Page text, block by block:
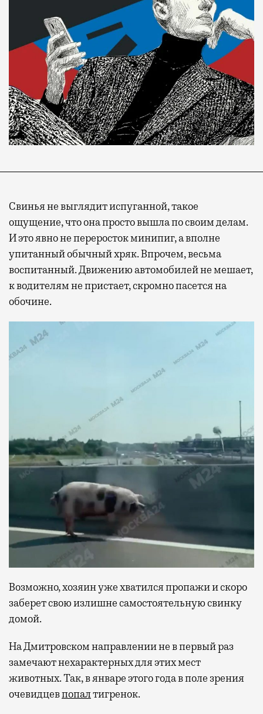
Свинья не выглядит испуганной, такое
ощущение, что она просто вышла по своим делам.
И это явно не переросток минипиг, а вполне
упитанный обычный хряк. Впрочем, весьма
воспитанный. Движению автомобилей не мешает,
к водителям не пристает, скромно пасется на
обочине.
Возможно, хозяин уже хватился пропажи и скоро
заберет свою излишне самостоятельную свинку
домой.
На Дмитровском направлении не в первый раз
замечают нехарактерных для этих мест
животных. Так, в январе этого года в поле зрения
очевидцевпопалтигренок.